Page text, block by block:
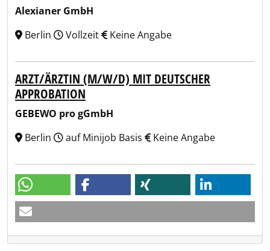
Alexianer GmbH
Berlin
Vollzeit Keine Angabe
ARZT/ÄRZTIN (M/W/D) MIT DEUTSCHER
APPROBATION
GEBEWO pro gGmbH
Berlin
auf Minijob Basis Keine Angabe